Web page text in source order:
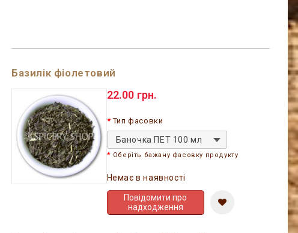
Базилік фіолетовий
22.00 грн.
Тип фасовки
Баночка ПЕТ 100 мл
Оберіть бажану фасовку продукту
Немає в наявності
Повідомити про
надходження